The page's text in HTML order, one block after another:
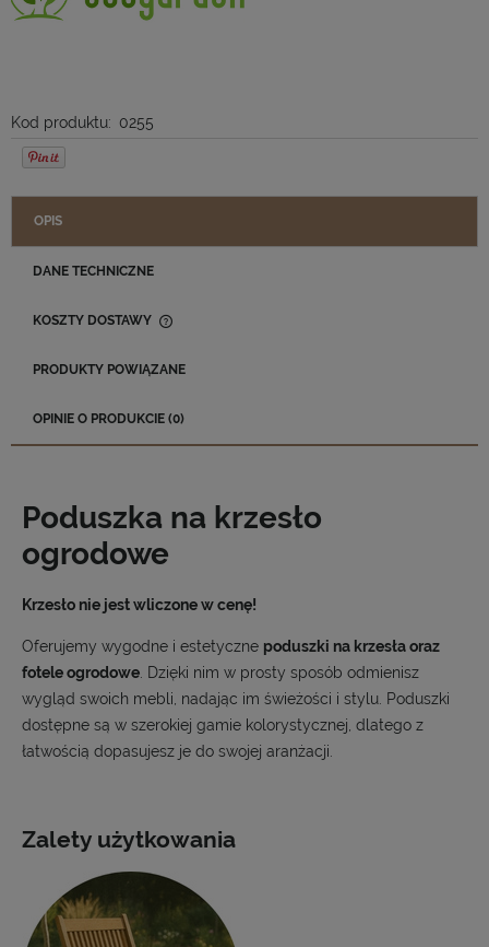
Kod produktu: 0255
OPIS
DANE TECHNICZNE
KOSZTY DOSTAWY
PRODUKTY POWIĄZANE
OPINIE O PRODUKCIE (0)
Poduszka na krzesło
ogrodowe
Krzesło nie jest wliczone w cenę!
Oferujemy wygodne i estetyczne poduszki na krzesła oraz
fotele ogrodowe. Dzięki nim w prosty sposób odmienisz
wygląd swoich mebli, nadając im świeżości i stylu. Poduszki
dostępne są w szerokiej gamie kolorystycznej, dlatego z
łatwością dopasujesz je do swojej aranżacji.
Zalety użytkowania